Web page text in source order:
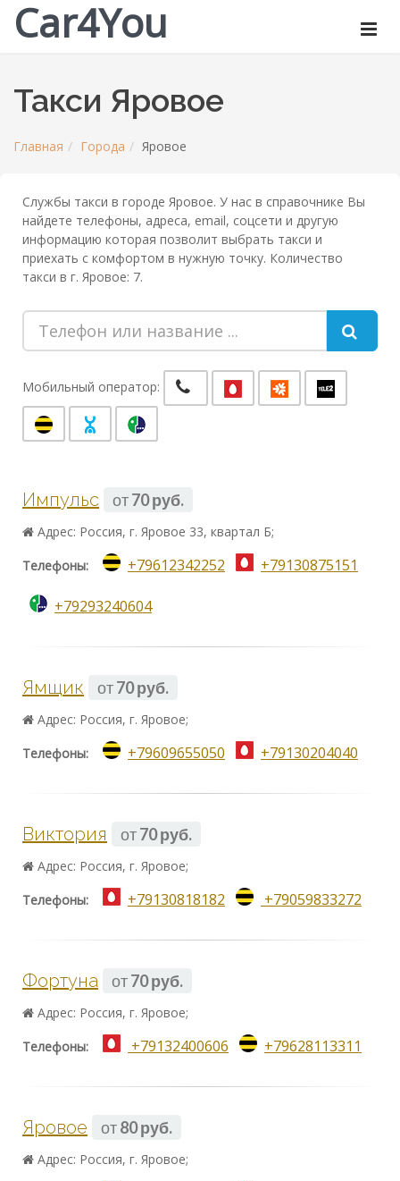
Car4You
Такси Яровое
Главная Города Яровое
Службы такси в городе Яровое. У нас в справочнике Вы
найдете телефоны, адреса, email, соцсети и другую
информацию которая позволит выбрать такси и
приехать с комфортом в нужную точку. Количество
такси в г. Яровое: 7.
Мобильный оператор:
Импульс от70 руб.
Адрес: Россия, г. Яровое 33, квартал Б;
Телефоны: +79612342252 +79130875151
+79293240604
Ямщик от70 руб.
Адрес: Россия, г. Яровое;
Телефоны: +79609655050 +79130204040
Виктория от70 руб.
Адрес: Россия, г. Яровое;
Телефоны: +79130818182 +79059833272
Фортуна от70 руб.
Адрес: Россия, г. Яровое;
Телефоны: +79132400606 +79628113311
Яровое от80 руб.
Адрес: Россия, г. Яровое;